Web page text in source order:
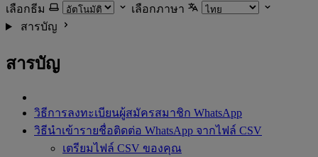
เลือกธีม
เลือกภาษา
สารบัญ
สารบัญ
วิธีการลงทะเบียนผู้สมัครสมาชิก WhatsApp
วิธีนำเข้ารายชื่อติดต่อ WhatsApp จากไฟล์ CSV
เตรียมไฟล์ CSV ของคุณ